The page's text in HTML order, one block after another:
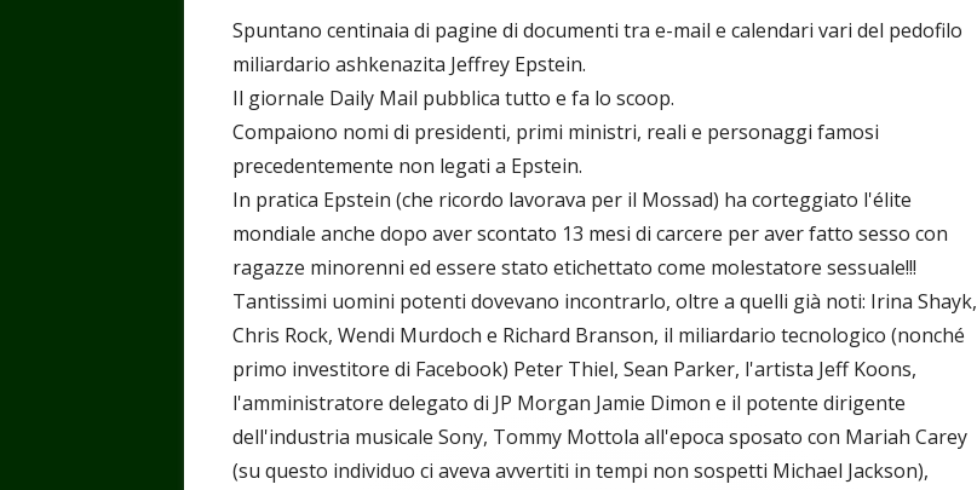
Spuntano centinaia di pagine di documenti tra e-mail e calendari vari del pedofilo
miliardario ashkenazita Jeffrey Epstein.
Il giornale Daily Mail pubblica tutto e fa lo scoop.
Compaiono nomi di presidenti, primi ministri, reali e personaggi famosi
precedentemente non legati a Epstein.
In pratica Epstein (che ricordo lavorava per il Mossad) ha corteggiato l'élite
mondiale anche dopo aver scontato 13 mesi di carcere per aver fatto sesso con
ragazze minorenni ed essere stato etichettato come molestatore sessuale!!!
Tantissimi uomini potenti dovevano incontrarlo, oltre a quelli già noti: Irina Shayk,
Chris Rock, Wendi Murdoch e Richard Branson, il miliardario tecnologico (nonché
primo investitore di Facebook) Peter Thiel, Sean Parker, l'artista Jeff Koons,
l'amministratore delegato di JP Morgan Jamie Dimon e il potente dirigente
dell'industria musicale Sony, Tommy Mottola all'epoca sposato con Mariah Carey
(su questo individuo ci aveva avvertiti in tempi non sospetti Michael Jackson),